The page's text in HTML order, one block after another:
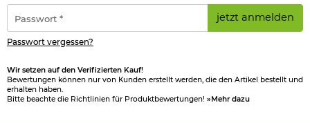
*
jetzt anmelden
Passwort vergessen?
Wir setzen auf den Verifizierten Kauf!
Bewertungen können nur von Kunden erstellt werden, die den Artikel bestellt und
erhalten haben.
Bitte beachte die Richtlinien für Produktbewertungen! »Mehr dazu